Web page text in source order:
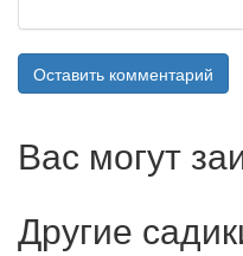
Оставить комментарий
Вас могут
Другие